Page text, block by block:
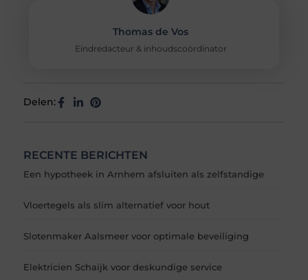
Thomas de Vos
Eindredacteur & inhoudscoördinator
Delen:
RECENTE BERICHTEN
Een hypotheek in Arnhem afsluiten als zelfstandige
Vloertegels als slim alternatief voor hout
Slotenmaker Aalsmeer voor optimale beveiliging
Elektricien Schaijk voor deskundige service